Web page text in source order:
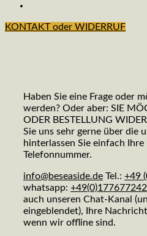
KONTAKT oder WIDERRUF
Haben Sie eine Frage oder
werden? Oder aber: SIE
ODER BESTELLUNG
Sie uns sehr gerne über die
hinterlassen Sie einfach Ihre
Telefonnummer.
info@beseaside.de Tel.: +49
whatsapp:
auch unseren Chat-Kanal
eingeblendet), Ihre
wenn wir offline sind.